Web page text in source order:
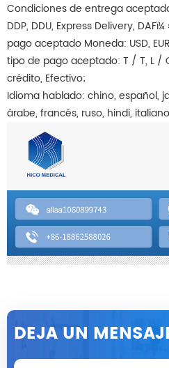
Condiciones de entrega
DDP, DDU, Express Delivery, DAFï¼
pago aceptado Moneda: USD,
tipo de pago aceptado: T / T, L /
crédito, Efectivo;
Idioma hablado: chino, español,
árabe, francés, ruso, hindi, italiano
DEJA UN